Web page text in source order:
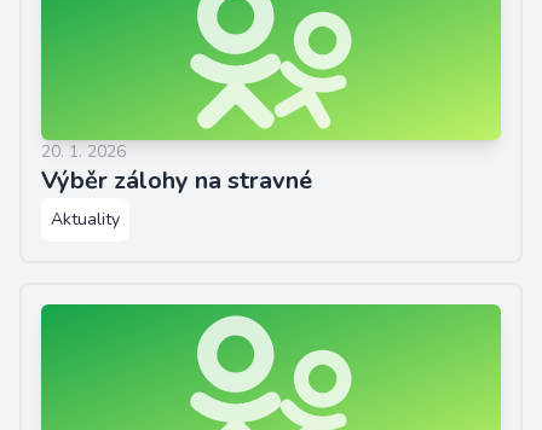
20. 1. 2026
Výběr zálohy na stravné
Aktuality